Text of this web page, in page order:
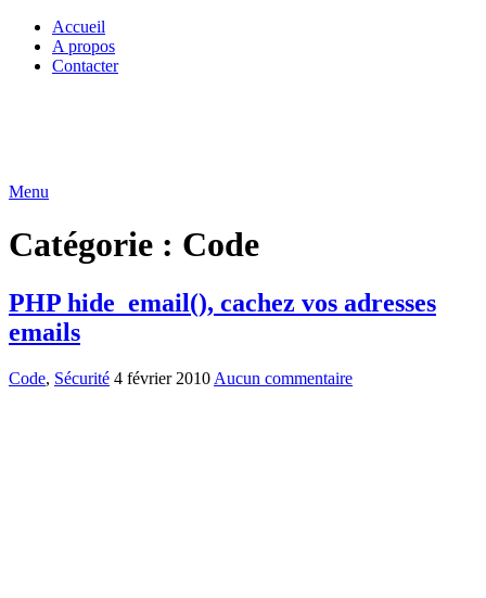
Accueil
A propos
Contacter
Menu
Catégorie : Code
PHP hide_email(), cachez vos adresses
emails
Code, Sécurité 4 février 2010 Aucun commentaire